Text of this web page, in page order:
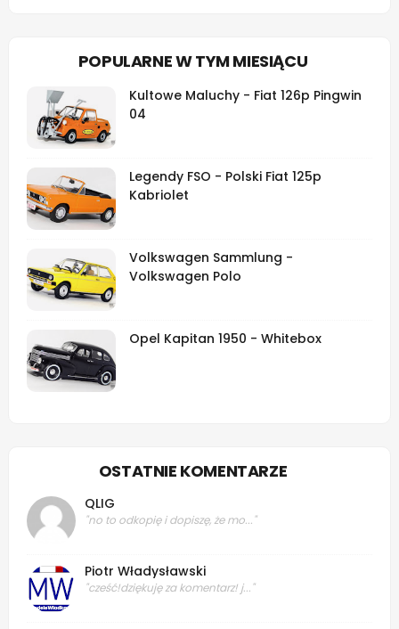
POPULARNE W TYM MIESIĄCU
Kultowe Maluchy - Fiat 126p Pingwin
04
Legendy FSO - Polski Fiat 125p
Kabriolet
Volkswagen Sammlung -
Volkswagen Polo
Opel Kapitan 1950 - Whitebox
OSTATNIE KOMENTARZE
QLIG
"no to odkopię i dopiszę, że mo..."
Piotr Władysławski
"cześć!dziękuję za komentarz! j..."